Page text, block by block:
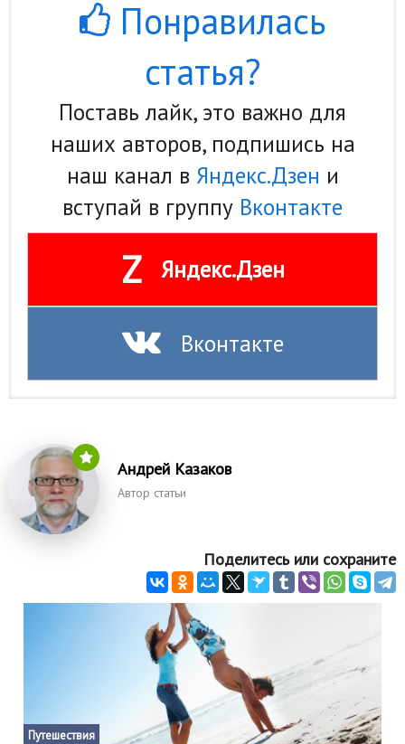
Понравилась
статья?
Поставь лайк, это важно для
наших авторов, подпишись на
наш канал в Яндекс.Дзен и
вступай в группу Вконтакте
Z Яндекс.Дзен
Вконтакте
Андрей Казаков
Автор статьи
Поделитесь или сохраните
Путешествия